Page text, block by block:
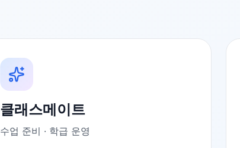
클래스메이트
수업 준비 · 학급 운영